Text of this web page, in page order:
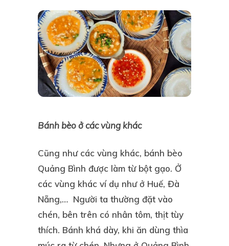
Bánh bèo ở các vùng khác
Cũng như các vùng khác, bánh bèo
Quảng Bình được làm từ bột gạo. Ở
các vùng khác ví dụ như ở Huế, Đà
Nẵng,… Người ta thường đặt vào
chén, bên trên có nhân tôm, thịt tùy
thích. Bánh khá dày, khi ăn dùng thìa